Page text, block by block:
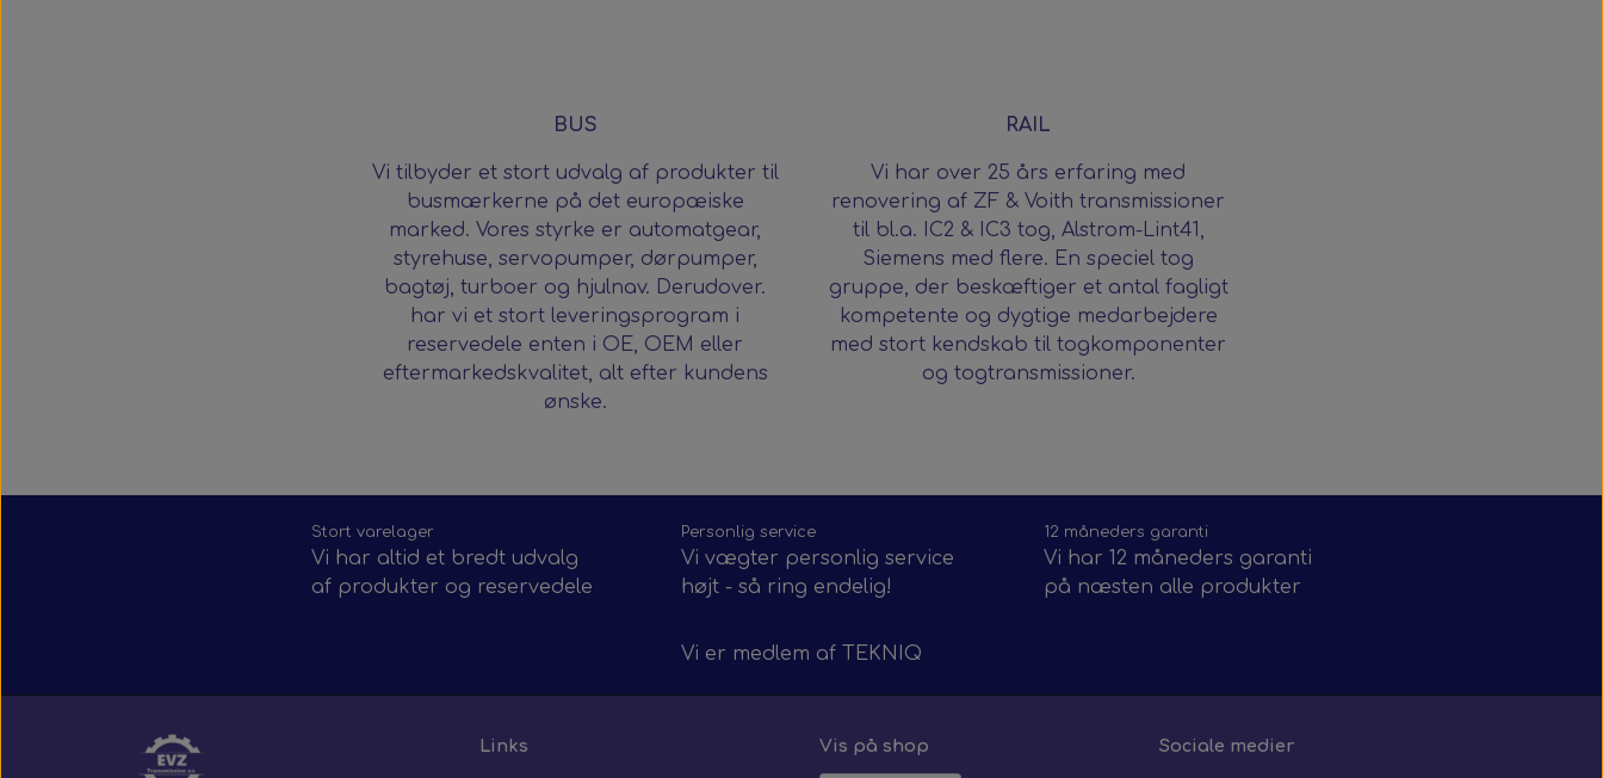
BUS
Vi tilbyder et stort udvalg af produkter til
busmærkerne på det europæiske
marked. Vores styrke er automatgear,
styrehuse, servopumper, dørpumper,
bagtøj, turboer og hjulnav. Derudover.
har vi et stort leveringsprogram i
reservedele enten i OE, OEM eller
eftermarkedskvalitet, alt efter kundens
ønske.
RAIL
Vi har over 25 års erfaring med
renovering af ZF & Voith transmissioner
til bl.a. IC2 & IC3 tog, Alstrom-Lint41,
Siemens med flere. En speciel tog
gruppe, der beskæftiger et antal fagligt
kompetente og dygtige medarbejdere
med stort kendskab til togkomponenter
og togtransmissioner.
Stort varelager
Vi har altid et bredt udvalg
af produkter og reservedele
Personlig service
Vi vægter personlig service
højt - så ring endelig!
12 måneders garanti
Vi har 12 måneders garanti
på næsten alle produkter
Vi er medlem af TEKNIQ
Links Vis på shop Sociale medier